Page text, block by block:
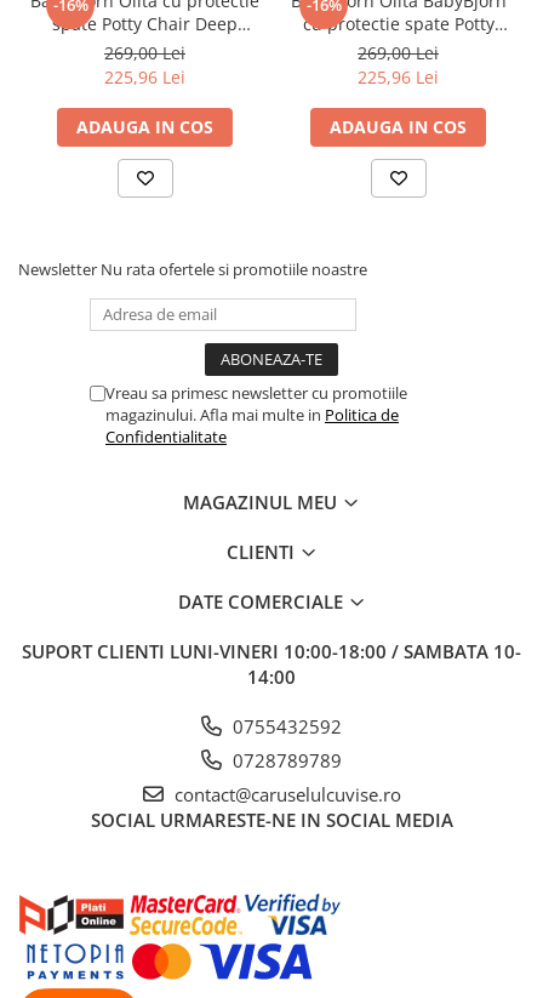
-16%
spate Potty Chair Deep
Green
269,00 Lei
225,96 Lei
ADAUGA IN COS
-16%
cu protectie spate Potty
Chair Grey / White
269,00 Lei
225,96 Lei
ADAUGA IN COS
Newsletter Nu rata ofertele si promotiile noastre
Vreau sa primesc newsletter cu promotiile
magazinului. Afla mai multe in Politica de
Confidentialitate
MAGAZINUL MEU
CLIENTI
DATE COMERCIALE
SUPORT CLIENTI LUNI-VINERI 10:00-18:00 / SAMBATA 10-
14:00
0755432592
0728789789
contact@caruselulcuvise.ro
SOCIAL URMARESTE-NE IN SOCIAL MEDIA